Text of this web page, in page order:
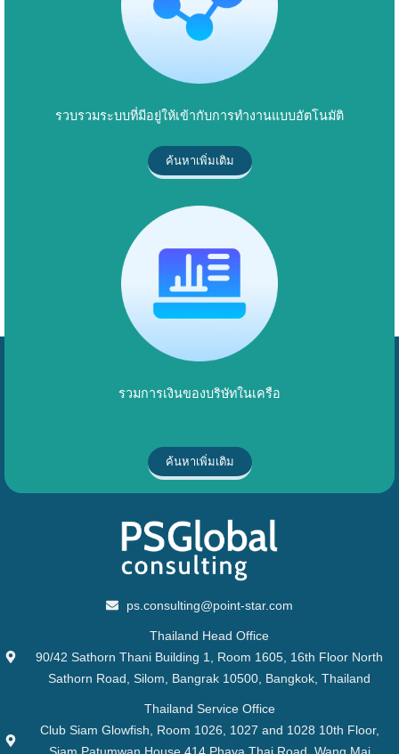
รวบรวมระบบที่มีอยู่ให้เข้ากับการทำงานแบบอัตโนมัติ
ค้นหาเพิ่มเติม
รวมการเงินของบริษัทในเครือ
ค้นหาเพิ่มเติม
ps.consulting@point-star.com
Thailand Head Office
90/42 Sathorn Thani Building 1, Room 1605, 16th Floor North
Sathorn Road, Silom, Bangrak 10500, Bangkok, Thailand
Thailand Service Office
Club Siam Glowfish, Room 1026, 1027 and 1028 10th Floor,
Siam Patumwan House 414 Phaya Thai Road, Wang Mai